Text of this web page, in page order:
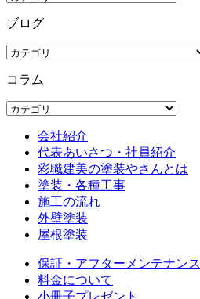
ブログ
コラム
会社紹介
代表あいさつ・社員紹介
彩職建美の塗装やさんとは
塗装・各種工事
施工の流れ
外壁塗装
屋根塗装
保証・アフターメンテナンス
料金について